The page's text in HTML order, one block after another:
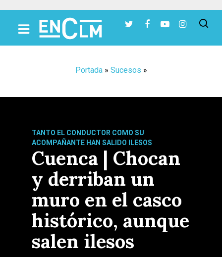
Portada» Sucesos »
TANTO EL CONDUCTOR COMO SU
ACOMPAÑANTE HAN SALIDO ILESOS
Cuenca | Chocan
y derriban un
muro en el casco
histórico, aunque
salen ilesos